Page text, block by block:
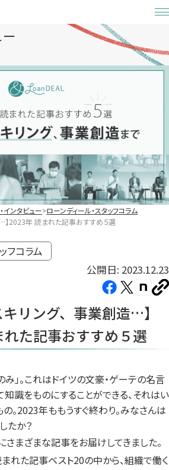
インタビュー ローンディール・スタッフコラム
…】2023年 読まれた記事おすすめ５選
フコラム
公開日: 2023.12.23
Facebook（新
い
タ
ブ
開
き
ま
X（新
い
タ
ブ
開
き
ま
note（新
い
タ
ブ
開
き
ま
キリング、事業創造…】
た記事おすすめ５選
み」。これはドイツの文豪・ゲーテの名言
知識をものにすることができる、それはい
。2023年ももうすぐ終わり。みなさんは
たか？
さまざまな記事をお届けしてきました。
れた記事ベスト20の中から、組織で働く